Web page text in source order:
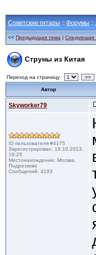
Советские гитары :: Форумы ::
<< Предыдущая тема | Следующая
Струны из Китая
Переход на страницу >>
Автор
Skyworker79
ID пользователя #4175
Зарегистрирован: 18.10.2013,
19:25
Местонахождение: Москва,
Подрезково
Сообщений: 4193